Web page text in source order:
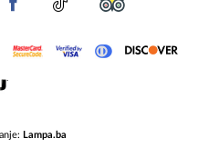
Lampa.ba